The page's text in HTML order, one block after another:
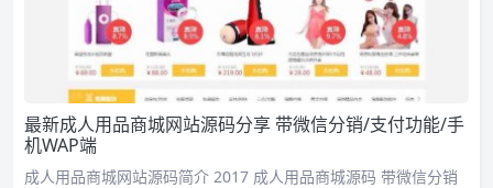
最新成人用品商城网站源码分享 带微信分销/支付功能/手
机WAP端
成人用品商城网站源码简介 2017 成人用品商城源码 带微信分销